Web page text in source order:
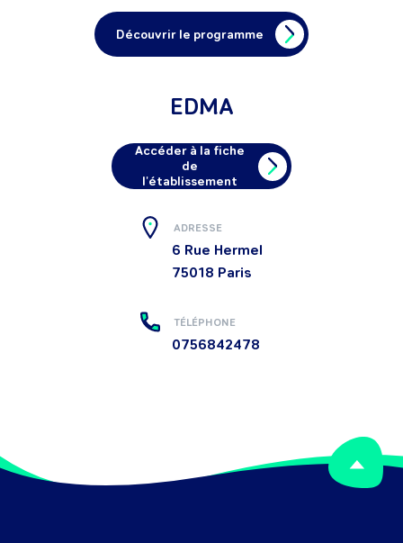
Découvrir le programme
EDMA
Accéder à la fiche
de
l'établissement
ADRESSE
6 Rue Hermel
75018 Paris
TÉLÉPHONE
0756842478